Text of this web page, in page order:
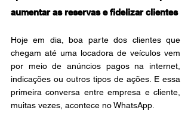
aumentar as reservas e fidelizar clientes
Hoje em dia, boa parte dos clientes que
chegam até uma locadora de veículos vem
por meio de anúncios pagos na internet,
indicações ou outros tipos de ações. E essa
primeira conversa entre empresa e cliente,
muitas vezes, acontece no WhatsApp.